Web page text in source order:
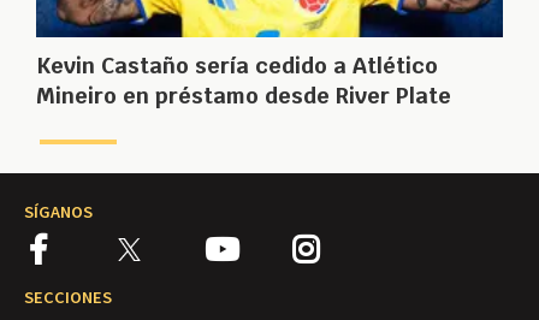
Kevin Castaño sería cedido a Atlético
Mineiro en préstamo desde River Plate
SÍGANOS
SECCIONES